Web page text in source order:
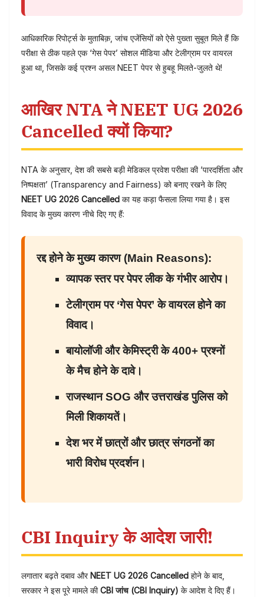
आधिकारिक रिपोर्ट्स के मुताबिक़, जांच एजेंसियों को ऐसे पुख्ता सुबूत मिले हैं कि
परीक्षा से ठीक पहले एक ‘गेस पेपर’ सोशल मीडिया और टेलीग्राम पर वायरल
हुआ था, जिसके कई प्रश्न असल NEET पेपर से हुबहू मिलते-जुलते थे!
आखिर NTA ने NEET UG 2026
Cancelled क्यों किया?
NTA के अनुसार, देश की सबसे बड़ी मेडिकल प्रवेश परीक्षा की ‘पारदर्शिता और
निष्पक्षता’ (Transparency and Fairness) को बनाए रखने के लिए
NEET UG 2026 Cancelled का यह कड़ा फैसला लिया गया है। इस
विवाद के मुख्य कारण नीचे दिए गए हैं:
रद्द होने के मुख्य कारण (Main Reasons):
व्यापक स्तर पर पेपर लीक के गंभीर आरोप।
टेलीग्राम पर ‘गेस पेपर’ के वायरल होने का
विवाद।
बायोलॉजी और केमिस्ट्री के 400+ प्रश्नों
के मैच होने के दावे।
राजस्थान SOG और उत्तराखंड पुलिस को
मिली शिकायतें।
देश भर में छात्रों और छात्र संगठनों का
भारी विरोध प्रदर्शन।
CBI Inquiry के आदेश जारी!
लगातार बढ़ते दबाव और NEET UG 2026 Cancelled होने के बाद,
सरकार ने इस पूरे मामले कीCBI जांच (CBI Inquiry) के आदेश दे दिए हैं।